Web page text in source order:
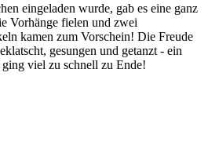
eingeladen wurde, gab es eine ganz
Vorhänge fielen und zwei
kamen zum Vorschein! Die Freude
gesungen und getanzt - ein
viel zu schnell zu Ende!